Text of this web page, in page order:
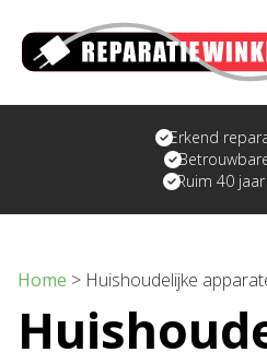
Erkend
Ruim 40
Home > Huishoudelijke